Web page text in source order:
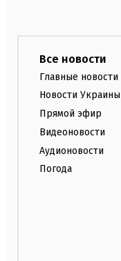
Все новости
Главные новости
Новости Украины
Прямой эфир
Видеоновости
Аудионовости
Погода